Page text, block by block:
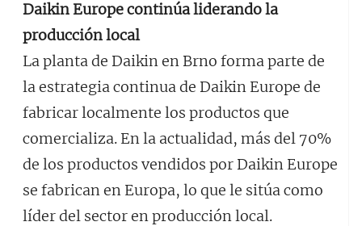
Daikin Europe continúa liderando la
producción local
La planta de Daikin en Brno forma parte de
la estrategia continua de Daikin Europe de
fabricar localmente los productos que
comercializa. En la actualidad, más del 70%
de los productos vendidos por Daikin Europe
se fabrican en Europa, lo que le sitúa como
líder del sector en producción local.